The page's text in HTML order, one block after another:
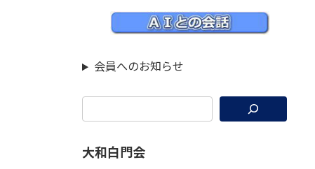
会員へのお知らせ
大和白門会